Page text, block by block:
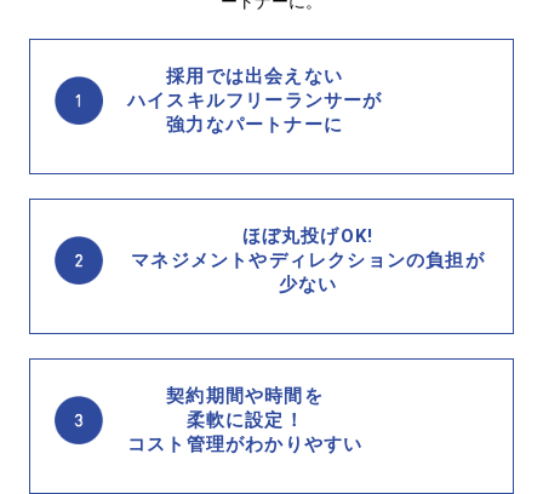
採用では出会えない
ハイスキルフリーランサーが
強力なパートナーに
ほぼ丸投げOK!
マネジメントやディレクションの負担が
少ない
契約期間や時間を
柔軟に設定！
コスト管理がわかりやすい